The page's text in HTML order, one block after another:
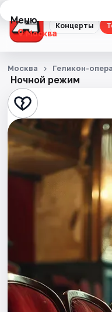
Концерты
Меню
Москва
Концерты
Театр
Стендап
Выставки
Квесты
Экскурсии
Города
Ночной режим
Москва Геликон-опера